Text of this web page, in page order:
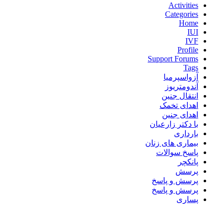
Activities
Categories
Home
IUI
IVF
Profile
Support Forums
Tags
آزواسپرمیا
آندومتریوز
انتقال جنین
اهدای تخمک
اهدای جنین
با دکتر زارعیان
بارداری
بیماری های زنان
پاسخ سوالات
پانکچر
پرسش
پرسش و پاسخ
پرسش و پاسخ
پساری